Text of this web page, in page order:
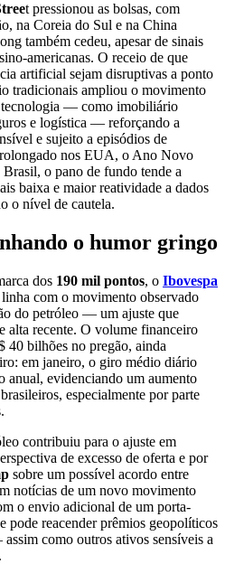
t pressionou as bolsas, com
na Coreia do Sul e na China
também cedeu, apesar de sinais
americanas. O receio de que
artificial sejam disruptivas a ponto
tradicionais ampliou o movimento
tecnologia — como imobiliário
e logística — reforçando a
e sujeito a episódios de
nos EUA, o Ano Novo
o pano de fundo tende a
baixa e maior reatividade a dados
o nível de cautela.
o humor gringo
dos 190 mil pontos, o Ibovespa
com o movimento observado
do petróleo — um ajuste que
alta recente. O volume financeiro
40 bilhões no pregão, ainda
em janeiro, o giro médio diário
anual, evidenciando um aumento
especialmente por parte
contribuiu para o ajuste em
de excesso de oferta e por
sobre um possível acordo entre
notícias de um novo movimento
o envio adicional de um porta-
pode reacender prêmios geopolíticos
como outros ativos sensíveis a